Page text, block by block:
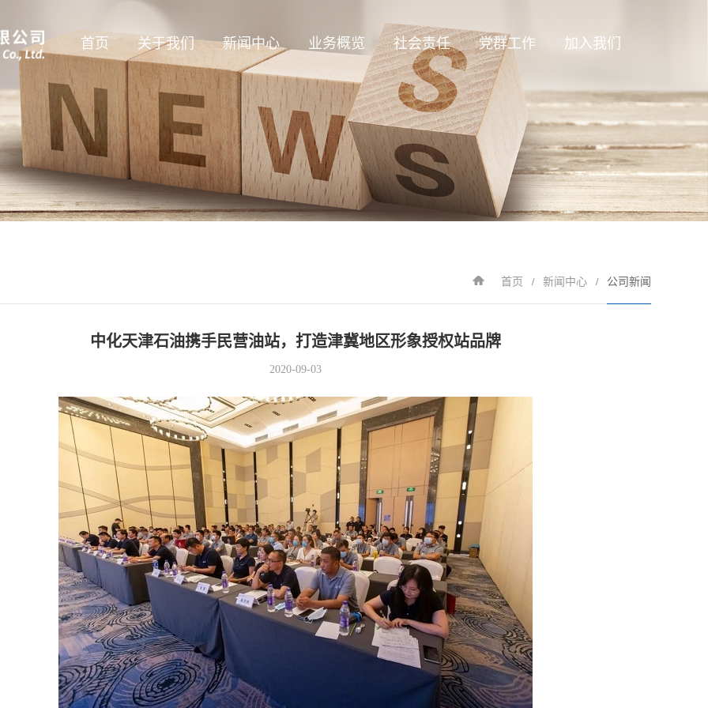
首页 关于我们
企业概况
管理团队
组织架构
发展历程
新闻中心
公司新闻
展映厅
业务概览
贸易直销业务
管服业务
新能源业务
经营资质
社会责任
绿色发展
安全环保
公益事业
党群工作 加入我们
工作机会
首页 / 新闻中心 / 公司新闻
中化天津石油携手民营油站，打造津冀地区形象授权站品牌
2020-09-03